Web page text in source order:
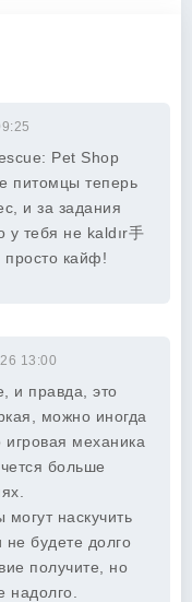
Pet Shop
питомцы теперь
и за задания
у тебя не kaldır手
кайф!
13:00
и правда, это
можно иногда
механика
больше
наскучить
не будете долго
получите, но
надолго.